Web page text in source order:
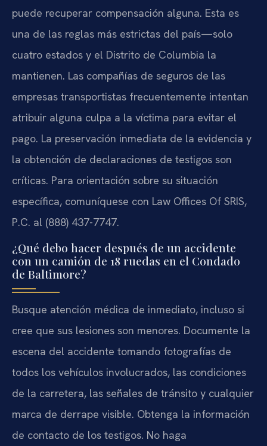
puede recuperar compensación alguna. Esta es
una de las reglas más estrictas del país—solo
cuatro estados y el Distrito de Columbia la
mantienen. Las compañías de seguros de las
empresas transportistas frecuentemente intentan
atribuir alguna culpa a la víctima para evitar el
pago. La preservación inmediata de la evidencia y
la obtención de declaraciones de testigos son
críticas. Para orientación sobre su situación
específica, comuníquese con Law Offices Of SRIS,
P.C. al (888) 437-7747.
¿Qué debo hacer después de un accidente
con un camión de 18 ruedas en el Condado
de Baltimore?
Busque atención médica de inmediato, incluso si
cree que sus lesiones son menores. Documente la
escena del accidente tomando fotografías de
todos los vehículos involucrados, las condiciones
de la carretera, las señales de tránsito y cualquier
marca de derrape visible. Obtenga la información
de contacto de los testigos. No haga